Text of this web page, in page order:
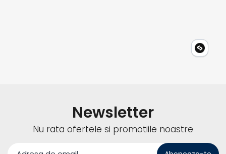
Newsletter
Nu rata ofertele si promotiile noastre